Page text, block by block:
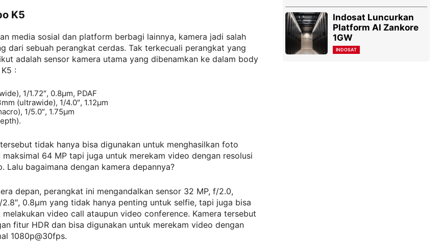
K5
media sosial dan platform berbagi lainnya, kamera jadi salah
dari sebuah perangkat cerdas. Tak terkecuali perangkat yang
adalah sensor kamera utama yang dibenamkan ke dalam body
:
1/1.72″, 0.8µm, PDAF
(ultrawide), 1/4.0″, 1.12µm
1/5.0″, 1.75µm
tidak hanya bisa digunakan untuk menghasilkan foto
maksimal 64 MP tapi juga untuk merekam video dengan resolusi
Lalu bagaimana dengan kamera depannya?
depan, perangkat ini mengandalkan sensor 32 MP, f/2.0,
0.8µm yang tidak hanya penting untuk selfie, tapi juga bisa
melakukan video call ataupun video conference. Kamera tersebut
fitur HDR dan bisa digunakan untuk merekam video dengan
1080p@30fps.
Indosat Luncurkan
Platform AI Zankore
1GW
INDOSAT